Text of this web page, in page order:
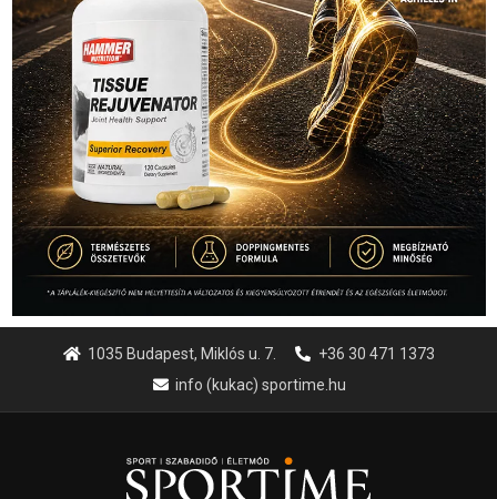
1035 Budapest, Miklós u. 7.
+36 30 471 1373
info (kukac) sportime.hu